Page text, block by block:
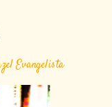
Evangelista